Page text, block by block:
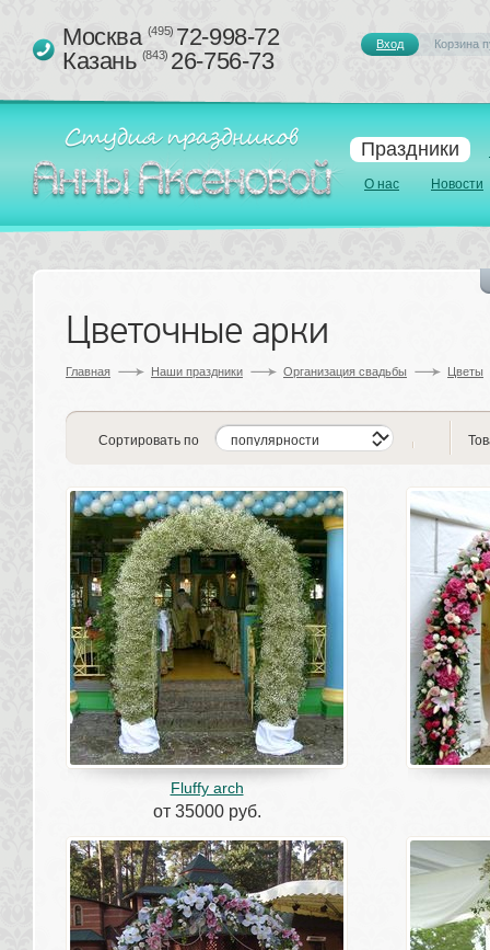
Праздники
О нас Новости
Москва (495)72-998-72
Казань (843)26-756-73
Вход Корзина
Цветочные арки
Главная Наши праздники Организация свадьбы Цветы
Сортировать по
Fluffy arch
от 35000 руб.